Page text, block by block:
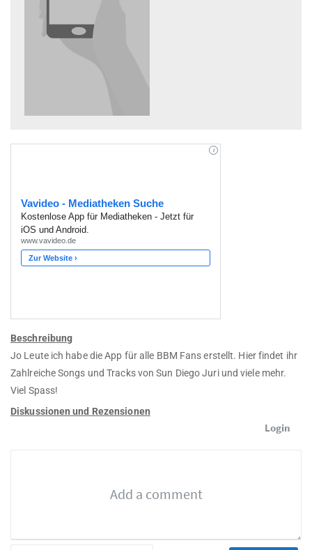
Beschreibung
Jo Leute ich habe die App für alle BBM Fans erstellt. Hier findet ihr
Zahlreiche Songs und Tracks von Sun Diego Juri und viele mehr.
Viel Spass!
Diskussionen und Rezensionen
Login